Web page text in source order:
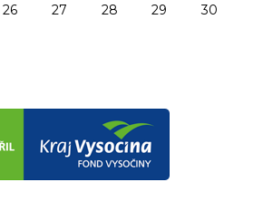
26 27 28 29
30